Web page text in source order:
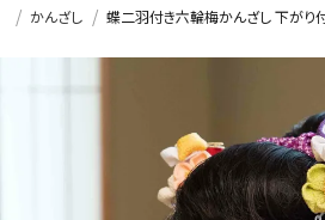
かんざし
蝶二羽付き六輪梅かんざし 下がり付